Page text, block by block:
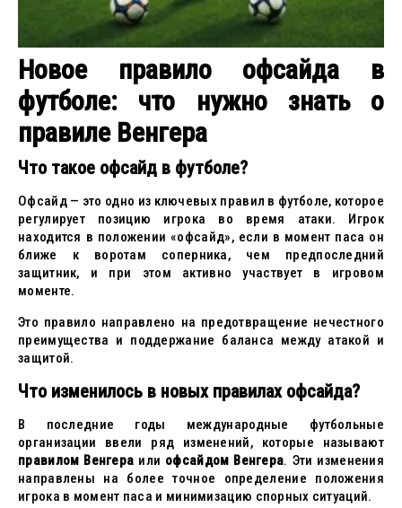
Новое правило офсайда в
футболе: что нужно знать о
правиле Венгера
Что такое офсайд в футболе?
Офсайд — это одно из ключевых правил в футболе, которое
регулирует позицию игрока во время атаки. Игрок
находится в положении «офсайд», если в момент паса он
ближе к воротам соперника, чем предпоследний
защитник, и при этом активно участвует в игровом
моменте.
Это правило направлено на предотвращение нечестного
преимущества и поддержание баланса между атакой и
защитой.
Что изменилось в новых правилах офсайда?
В последние годы международные футбольные
организации ввели ряд изменений, которые называют
правилом Венгера или офсайдом Венгера. Эти изменения
направлены на более точное определение положения
игрока в момент паса и минимизацию спорных ситуаций.